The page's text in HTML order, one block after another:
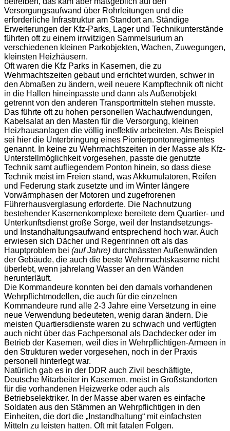
Versorgungsaufwand über Rohrleitungen und die
erforderliche Infrastruktur am Standort an. Ständige
Erweiterungen der Kfz-Parks, Lager und Technikunterstände
führten oft zu einem irrwitzigen Sammelsurium an
verschiedenen kleinen Parkobjekten, Wachen, Zuwegungen,
kleinsten Heizhäusern.
Oft waren die Kfz Parks in Kasernen, die zu
Wehrmachtszeiten gebaut und errichtet wurden, schwer in
den Abmaßen zu ändern, weil neuere Kampftechnik oft nicht
in die Hallen hineinpasste und dann als Außenobjekt
getrennt von den anderen Transportmitteln stehen musste.
Das führte oft zu hohen personellen Wachaufwendungen,
Kabelsalat an den Masten für die Versorgung, kleinen
Heizhausanlagen die völlig ineffektiv arbeiteten. Als Beispiel
sei hier die Unterbringung eines Pionierpontonregimentes
genannt. In keine zu Wehrmachtszeiten in der Masse als Kfz-
Unterstellmöglichkeit vorgesehen, passte die genutzte
Technik samt aufliegendem Ponton hinein, so dass diese
Technik meist im Freien stand, was Akkumulatoren, Reifen
und Federung stark zusetzte und im Winter längere
Vorwärmphasen der Motoren und zugefrorenen
Führerhausverglasung erforderte. Die Nachnutzung
bestehender Kasernenkomplexe bereitete dem Quartier- und
Unterkunftsdienst große Sorge, weil der Instandsetzungs-
und Instandhaltungsaufwand entsprechend hoch war. Auch
erwiesen sich Dächer und Regenrinnen oft als das
Hauptproblem bei (auf Jahre) durchnässten Außenwänden
der Gebäude, die auch die beste Wehrmachtskaserne nicht
überlebt, wenn jahrelang Wasser an den Wänden
herunterläuft.
Die Kommandeure konnten bei den damals vorhandenen
Wehrpflichtmodellen, die auch für die einzelnen
Kommandeure rund alle 2-3 Jahre eine Versetzung in eine
neue Verwendung bedeuteten, wenig daran ändern. Die
meisten Quartiersdienste waren zu schwach und verfügten
auch nicht über das Fachpersonal als Dachdecker oder im
Betrieb der Kasernen, weil dies in Wehrpflichtigen-Armeen in
den Strukturen weder vorgesehen, noch in der Praxis
personell hinterlegt war.
Natürlich gab es in der DDR auch Zivil beschäftigte,
Deutsche Mitarbeiter in Kasernen, meist in Großstandorten
für die vorhandenen Heizwerke oder auch als
Betriebselektriker. In der Masse aber waren es einfache
Soldaten aus den Stämmen an Wehrpflichtigen in den
Einheiten, die dort die „Instandhaltung“ mit einfachsten
Mitteln zu leisten hatten. Oft mit fatalen Folgen.